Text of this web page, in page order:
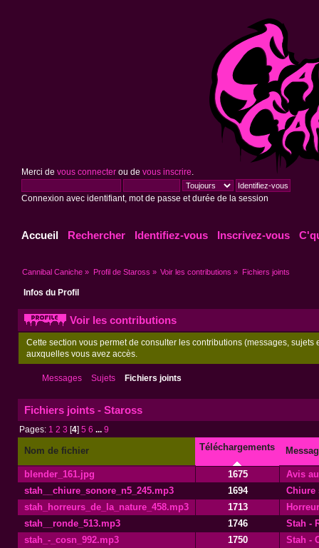
Merci de vous connecterou de vous inscrire
Connexion avec identifiant, mot de passe et durée de la session
Accueil Rechercher Identifiez-vous Inscrivez-vous
Cannibal Caniche » Profil de Staross » Voir les contributions » Fichiers joints
Infos du Profil
Voir les contributions
Cette section vous permet de consulter les contributions (messages,
auxquelles vous avez accès.
Messages Sujets Fichiers joints
Fichiers joints - Staross
Pages: 1 2 3 [4]5 6 ...9
Nom de fichier Téléchargements
blender_161.jpg 1675
Avis
stah__chiure_sonore_n5_245.mp3
1694
Chiure
stah_horreurs_de_la_nature_458.mp3
1713
stah__ronde_513.mp3
1746
Stah -
stah_-_cosn_992.mp3
1750
Stah -